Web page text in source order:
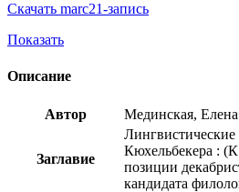
Скачать marc21-запись
Показать
Описание
Автор Мединская,
Заглавие
Кюхельбекера :
позиции
кандидата